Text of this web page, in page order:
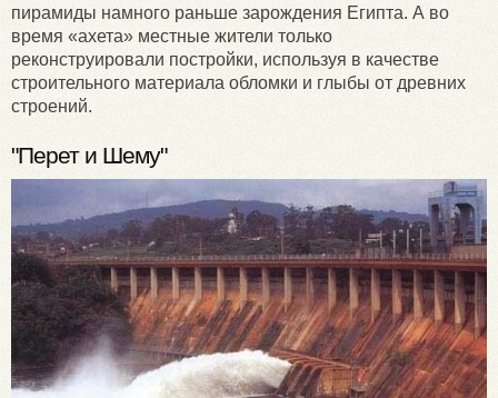
пирамиды намного раньше зарождения Египта. А во
время «ахета» местные жители только
реконструировали постройки, используя в качестве
строительного материала обломки и глыбы от древних
строений.
"Перет и Шему"